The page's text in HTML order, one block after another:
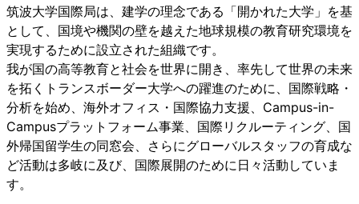
永田 恭介 学長及び大根田 修 副学長（国際担当）が
メキシコ国立工科大学（IPN）および在メキシコ日本国大
使館を訪問
2026.06.26
TUAN Topics: 第5回インド筑波大学同窓会が開催さ
れました
2026.06.26
TUAN Topics: 第３回TUAN総会・キャリアトークイ
ベントのご案内
2026.06.22
2026.06.19
筑波大学国際局は、建学の理念である「開かれた大学」を基
として、国境や機関の壁を越えた地球規模の教育研究環境を
実現するために設立された組織です。
我が国の高等教育と社会を世界に開き、率先して世界の未来
を拓くトランスボーダー大学への躍進のために、国際戦略・
分析を始め、海外オフィス・国際協力支援、Campus-in-
Campusプラットフォーム事業、国際リクルーティング、国
外帰国留学生の同窓会、さらにグローバルスタッフの育成な
ど活動は多岐に及び、国際展開のために日々活動していま
す。